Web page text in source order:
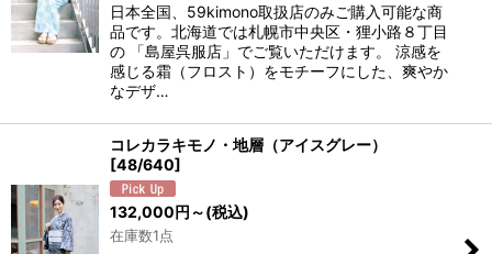
日本全国、59kimono取扱店のみご購入可能な商
品です。北海道では札幌市中央区・狸小路８丁目
の 「島屋呉服店」でご覧いただけます。 涼感を
感じる霜（フロスト）をモチーフにした、爽やか
なデザ…
コレカラキモノ・地層（アイスグレー）
[48/640]
132,000円 ～(税込)
在庫数1点